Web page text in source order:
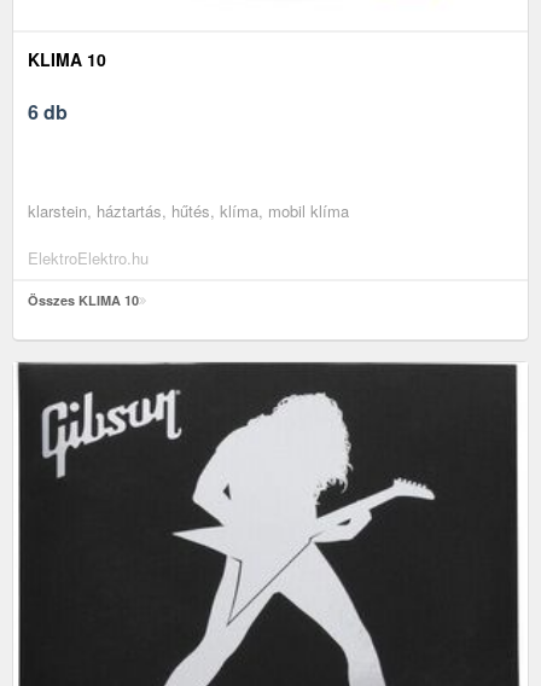
KLIMA 10
6 db
klarstein, háztartás, hűtés, klíma, mobil klíma
ElektroElektro.hu
Összes KLIMA 10